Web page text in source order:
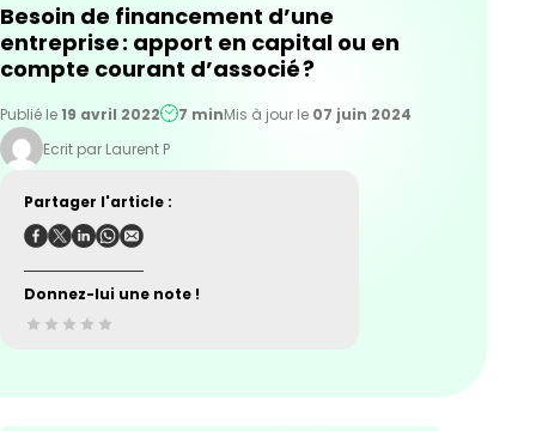
Besoin de financement d’une
entreprise : apport en capital ou en
compte courant d’associé ?
Publié le19 avril 2022 7 minMis à jour le 07 juin 2024
Ecrit par Laurent P
Partager l'article :
Donnez-lui une note !